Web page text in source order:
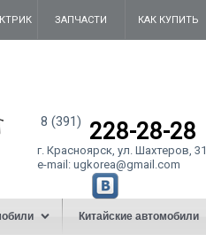
ЗАПЧАСТИ КАК КУПИТЬ
8 (391) 228-28-28
г. Красноярск, ул. Шахтеров, 31
e-mail: ugkorea@gmail.com
Китайские автомобили